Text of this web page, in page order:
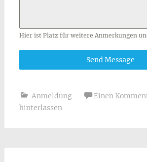
Hier ist Platz für weitere Anmerkungen
Send Message
Anmeldung
Einen
hinterlassen